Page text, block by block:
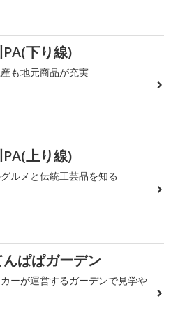
下り線)
も地元商品が充実
上り線)
ルメと伝統工芸品を知る
ぱぱガーデン
ーが運営するガーデンで見学や